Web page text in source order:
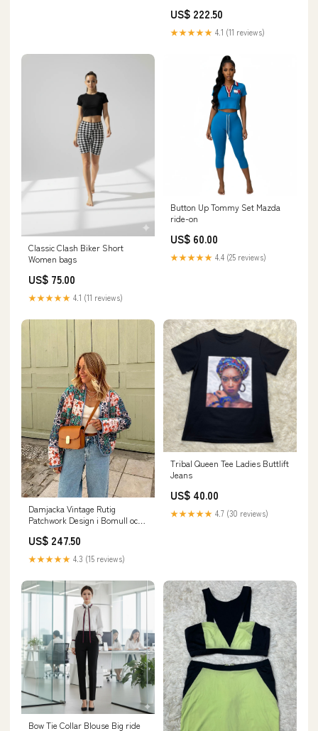
US$ 222.50
★★★★★ 4.1 (11 reviews)
Classic Clash Biker Short
Women bags
US$ 75.00
★★★★★ 4.1 (11 reviews)
Button Up Tommy Set Mazda
ride-on
US$ 60.00
★★★★★ 4.4 (25 reviews)
Damjacka Vintage Rutig
Patchwork Design i Bomull och
US$ 247.50
★★★★★ 4.3 (15 reviews)
Tribal Queen Tee Ladies Buttlift
Jeans
US$ 40.00
★★★★★ 4.7 (30 reviews)
Bow Tie Collar Blouse Big ride